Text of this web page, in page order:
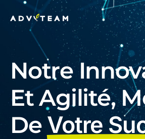
Notre
Et Agilité,
De Votre